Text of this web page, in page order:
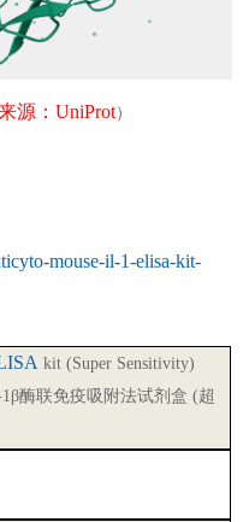
源：UniProt）
mouse-il-1-elisa-kit-
kit (Super Sensitivity)
酶联免疫吸附法试剂盒 (超